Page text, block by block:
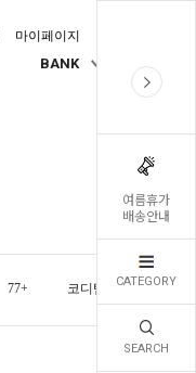
여름휴가
배송안내
CATEGORY
SEARCH
마이페이지
BANK
77+ 코디템 오늘발송